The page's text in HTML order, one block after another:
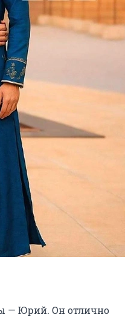
— Юрий. Он отлично